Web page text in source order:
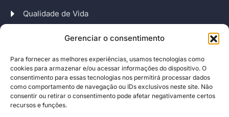
Gerenciar o consentimento
Para fornecer as melhores experiências, usamos tecnologias como
cookies para armazenar e/ou acessar informações do dispositivo. O
consentimento para essas tecnologias nos permitirá processar dados
como comportamento de navegação ou IDs exclusivos neste site. Não
consentir ou retirar o consentimento pode afetar negativamente certos
recursos e funções.
Qualidade de Vida
Fontes de Financiamento
Endereço
Av. Escola Politécnica, 82 – Jaguaré
CEP: 05350-000 – São Paulo – SP
Horário de funcionamento